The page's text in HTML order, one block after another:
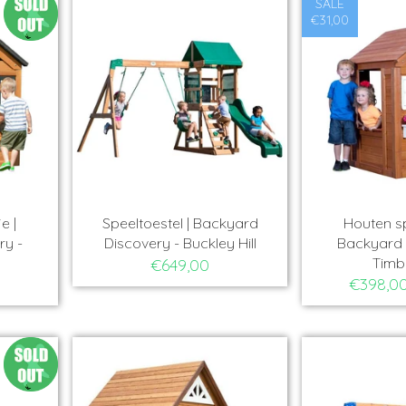
|
-
Speeltoestel | Backyard
Discovery - Buckley Hill
€649,00
SALE
€31,00
Houten
Backyard